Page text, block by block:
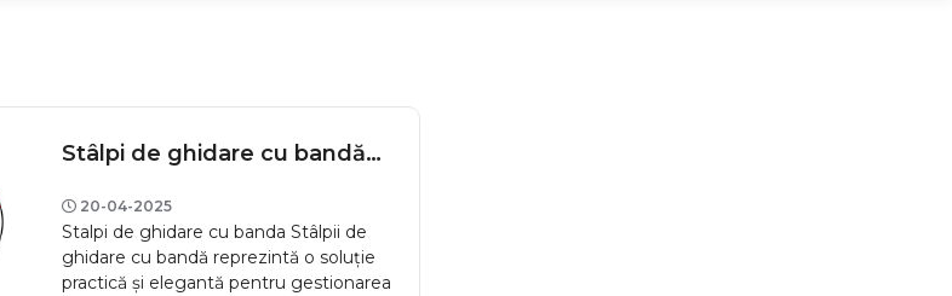
Stâlpi de ghidare cu bandă – Soluții moderne pentru organizarea eficientă a spațiilor publice și evenimentelor
20-04-2025
Stalpi de ghidare cu banda Stâlpii de
ghidare cu bandă reprezintă o soluție
practică și elegantă pentru gestionarea